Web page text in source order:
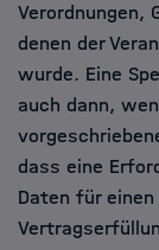
Verordnungen,
denen der
wurde. Eine
auch dann,
dass eine
Daten für